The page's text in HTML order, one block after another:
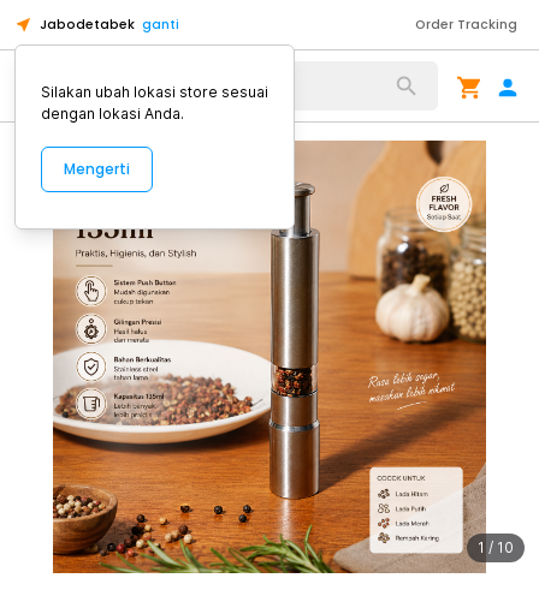
Jabodetabek ganti Order Tracking
Alat Kopi
1 / 10
Silakan ubah lokasi store sesuai
dengan lokasi Anda.
Mengerti